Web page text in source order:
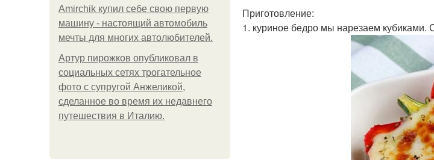
Amirchik купил себе свою первую
машину - настоящий автомобиль
мечты для многих автолюбителей.
Артур пирожков опубликовал в
социальных сетях трогательное
фото с супругой Анжеликой,
сделанное во время их недавнего
путешествия в Италию.
Приготовление:
1. куриное бедро мы нарезаем кубиками.